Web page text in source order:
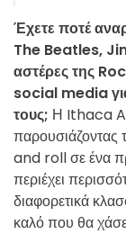
Έχετε ποτέ
The Beatles,
αστέρες της
social media
τους; Η Ithaca
παρουσιάζοντας
and roll σε ένα
περιέχει
διαφορετικά
καλό που θα